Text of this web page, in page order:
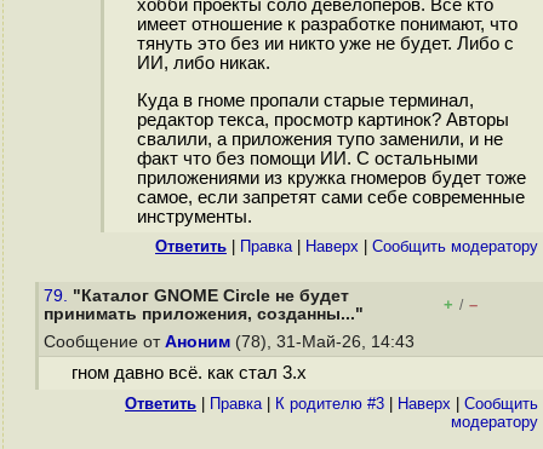
хобби проекты соло девелоперов. Все кто
имеет отношение к разработке понимают, что
тянуть это без ии никто уже не будет. Либо с
ИИ, либо никак.
Куда в гноме пропали старые терминал,
редактор текса, просмотр картинок? Авторы
свалили, а приложения тупо заменили, и не
факт что без помощи ИИ. С остальными
приложениями из кружка гномеров будет тоже
самое, если запретят сами себе современные
инструменты.
Ответить Правка| Наверх Cообщить модератору
79. "Каталог GNOME Circle не будет
принимать приложения, созданны..."
+ / –
Сообщение от Аноним (78), 31-Май-26, 14:43
гном давно всё. как стал 3.x
Ответить Правка| К родителю #3 Наверх
Cообщить
модератору